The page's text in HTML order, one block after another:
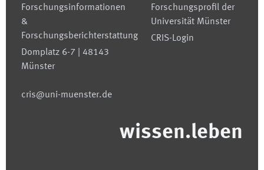
Forschungsinformationen
&
Forschungsberichterstattung
Domplatz 6-7 | 48143
Münster
cris@uni-muenster.de
Forschungsprofil der
Universität Münster
CRIS-Login
wissen.leben